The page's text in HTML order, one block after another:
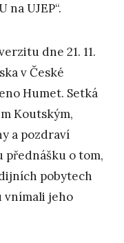
na UJEP“.
dne 21. 11.
v České
Humet. Setká
Koutským,
a pozdraví
přednášku o tom,
pobytech
vnímali jeho